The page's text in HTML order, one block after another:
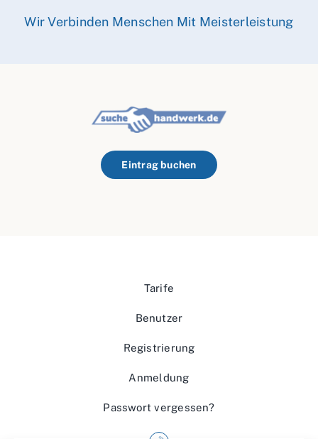
Wir Verbinden Menschen Mit Meisterleistung
Eintrag buchen
Tarife
Benutzer
Registrierung
Anmeldung
Passwort vergessen?